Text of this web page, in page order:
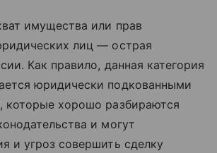
имущества или прав
лиц — острая
Как правило, данная категория
юридически подкованными
которые хорошо разбираются
и могут
и угроз совершить сделку